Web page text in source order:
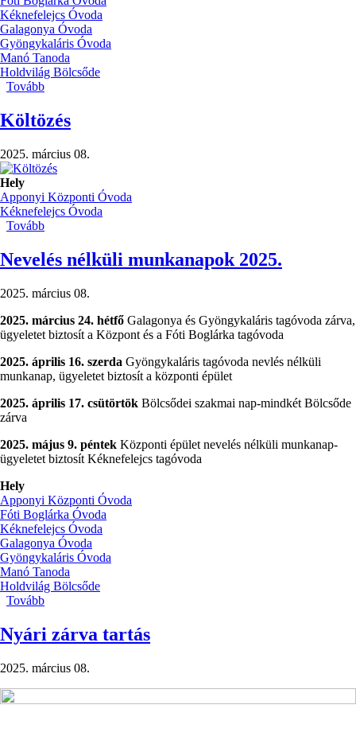
Kéknefelejcs Óvoda
Galagonya Óvoda
Gyöngykaláris Óvoda
Manó Tanoda
Holdvilág Bölcsőde
Tovább
Óvodások
XXIX.
Költözés
2025. március 08.
Hely
Apponyi Központi Óvoda
Kéknefelejcs Óvoda
Tovább
Nevelés nélküli munkanapok 2025.
2025. március 08.
2025. március 24. hétfő Galagonya és Gyöngykaláris tagóvoda zárva,
ügyeletet biztosít a Központ és a Fóti Boglárka tagóvoda
2025. április 16. szerda Gyöngykaláris tagóvoda nevlés nélküli
munkanap, ügyeletet biztosít a központi épület
2025. április 17. csütörtök Bölcsődei szakmai nap-mindkét Bölcsőde
zárva
2025. május 9. péntek Központi épület nevelés nélküli munkanap-
ügyeletet biztosít Kéknefelejcs tagóvoda
Hely
Apponyi Központi Óvoda
Fóti Boglárka Óvoda
Kéknefelejcs Óvoda
Galagonya Óvoda
Gyöngykaláris Óvoda
Manó Tanoda
Holdvilág Bölcsőde
Tovább
munkanapok
2025.)
Nyári zárva tartás
2025. március 08.